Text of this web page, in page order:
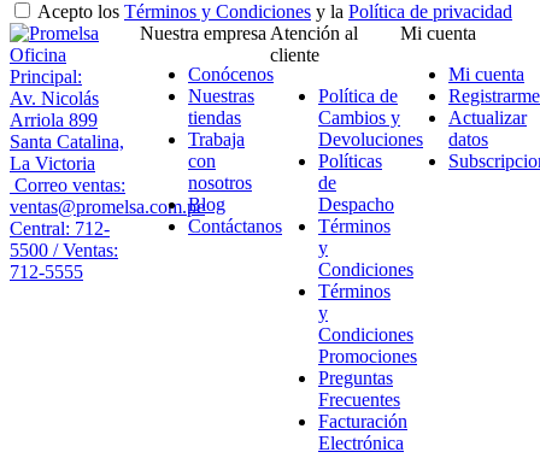
Acepto los Términos y Condiciones y la Política de privacidad
Oficina
Principal:
Av. Nicolás
Arriola 899
Santa Catalina,
La Victoria
Correo ventas:
ventas@promelsa.com.pe
Central: 712-
5500 / Ventas:
712-5555
Nuestra empresa
Conócenos
Nuestras
tiendas
Trabaja
con
nosotros
Blog
Contáctanos
Atención al
cliente
Política de
Cambios y
Devoluciones
Políticas
de
Despacho
Términos
y
Condiciones
Términos
y
Condiciones
Promociones
Preguntas
Frecuentes
Facturación
Electrónica
Mi cuenta
Mi cuenta
Registrarme
Actualizar
datos